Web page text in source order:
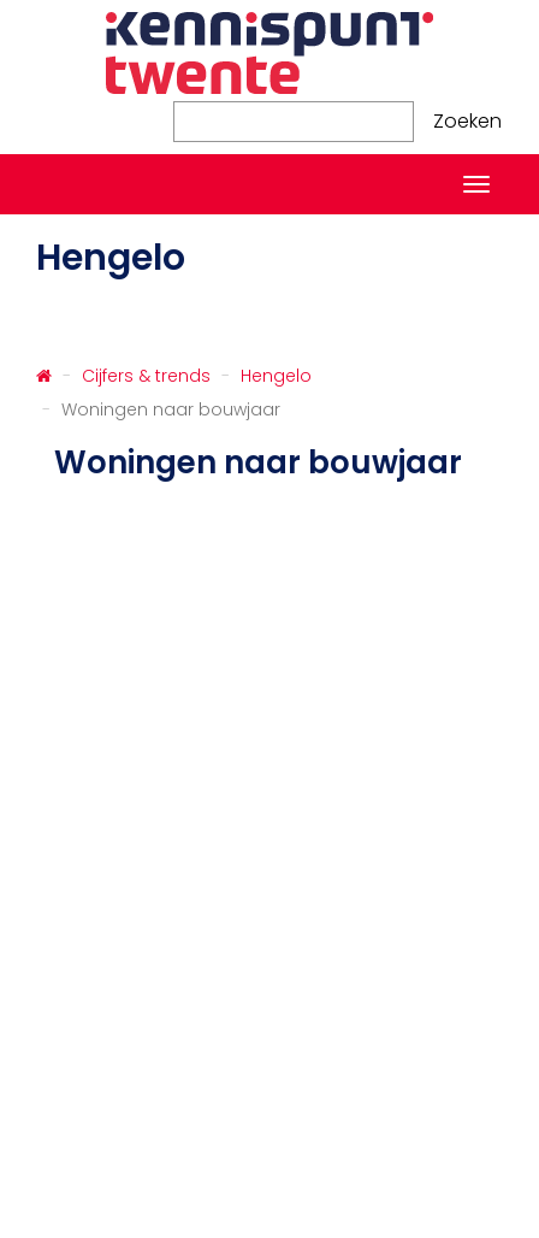
Zoeken Zoeken
Hengelo
Cijfers & trends
Hengelo
Woningen naar bouwjaar
Woningen naar bouwjaar